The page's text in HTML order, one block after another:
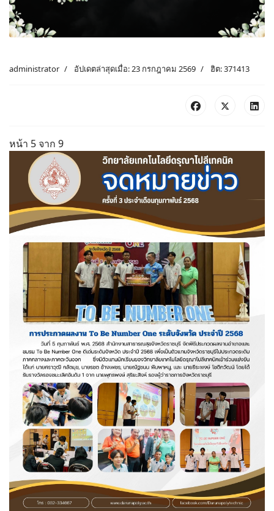
administrator อัปเดตล่าสุดเมื่อ: 23 กรกฎาคม 2569 ฮิต: 371413
หน้า 5 จาก 9